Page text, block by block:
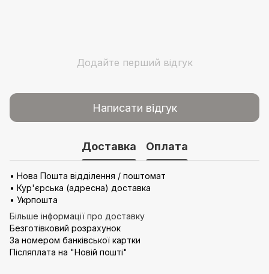
Додайте перший відгук
Написати відгук
Доставка Оплата
• Нова Пошта відділення / поштомат
• Кур'єрська (адресна) доставка
• Укрпошта
Більше інформації про доставку
Безготівковий розрахунок
За номером банківської картки
Післяплата на "Новій пошті"